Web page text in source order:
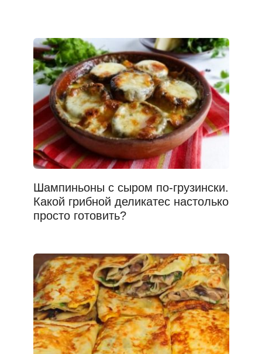
Шампиньоны с сыром по-грузински.
Какой грибной деликатес настолько
просто готовить?